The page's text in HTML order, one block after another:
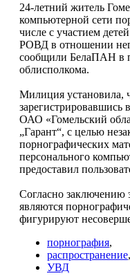
24-летний житель
компьютерной сети
числе с участием
РОВД в отношении
сообщили БелаПАН в
облисполкома.
Милиция установила,
зарегистрировавшись
ОАО «Гомельский
„Гарант“, с целью
порнографических
персонального
предоставил
Согласно заключению
являются
фигурируют
порнография,
распространение,
УВД